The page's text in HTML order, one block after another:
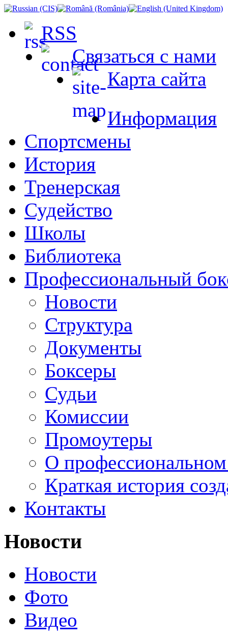
RSS
Связаться с нами
Карта сайта
Информация
Спортсмены
История
Тренерская
Судейство
Школы
Библиотека
Профессиональный
Новости
Структура
Документы
Боксеры
Судьи
Комиссии
Промоутеры
О профессиональном
Краткая история
Контакты
Новости
Новости
Фото
Видео